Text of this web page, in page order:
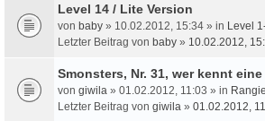
Level 14 / Lite Version
von baby » 10.02.2012, 15:34 » in Level
Letzter Beitrag von baby » 10.02.2012,
Smonsters, Nr. 31, wer kennt
von giwila » 01.02.2012, 11:03 » in
Letzter Beitrag von giwila » 01.02.2012,